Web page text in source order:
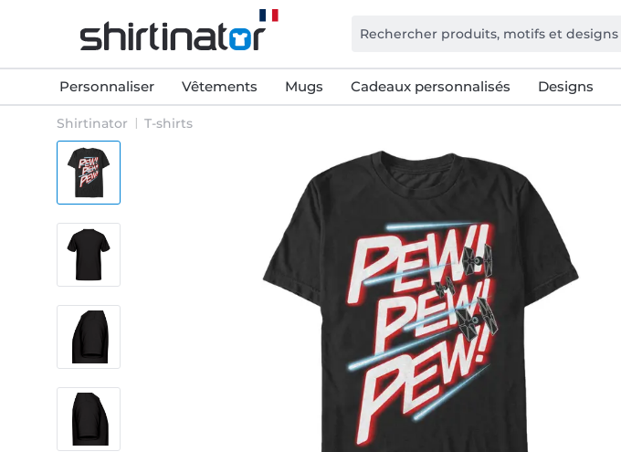
Personnaliser Vêtements Mugs Cadeaux personnalisés Designs
Shirtinator T-shirts